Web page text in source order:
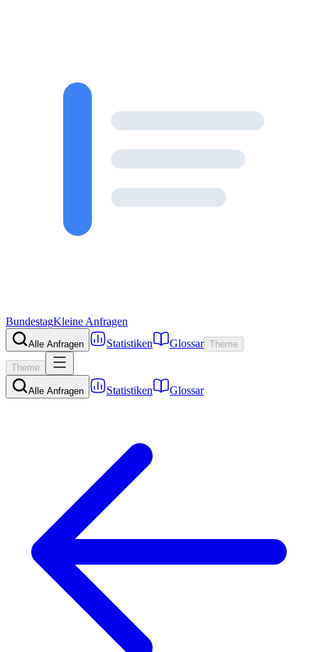
BundestagKleine Anfragen
Alle Anfragen Statistiken Glossar Theme
Theme
Alle Anfragen Statistiken Glossar